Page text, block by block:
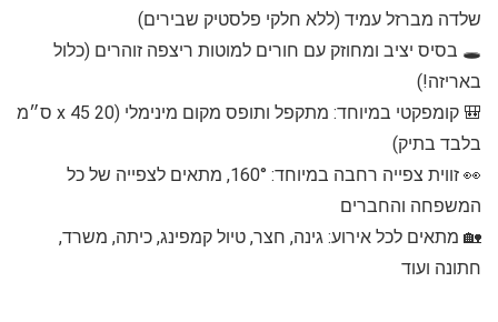
שלדה מברזל עמיד (ללא חלקי פלסטיק שבירים)
🕳️ בסיס יציב ומחוזק עם חורים למוטות ריצפה זוהרים (כלול
באריזה!)
🎒 קומפקטי במיוחד: מתקפל ותופס מקום מינימלי (20 x 45 ס״מ
בלבד בתיק)
👀 זווית צפייה רחבה במיוחד: 160°, מתאים לצפייה של כל
המשפחה והחברים
🏡 מתאים לכל אירוע: גינה, חצר, טיול קמפינג, כיתה, משרד,
חתונה ועוד